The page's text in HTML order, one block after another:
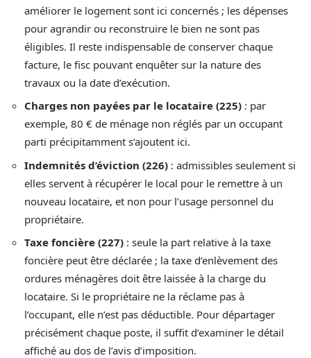
améliorer le logement sont ici concernés ; les dépenses
pour agrandir ou reconstruire le bien ne sont pas
éligibles. Il reste indispensable de conserver chaque
facture, le fisc pouvant enquêter sur la nature des
travaux ou la date d’exécution.
Charges non payées par le locataire (225) : par
exemple, 80 € de ménage non réglés par un occupant
parti précipitamment s’ajoutent ici.
Indemnités d’éviction (226) : admissibles seulement si
elles servent à récupérer le local pour le remettre à un
nouveau locataire, et non pour l’usage personnel du
propriétaire.
Taxe foncière (227) : seule la part relative à la taxe
foncière peut être déclarée ; la taxe d’enlèvement des
ordures ménagères doit être laissée à la charge du
locataire. Si le propriétaire ne la réclame pas à
l’occupant, elle n’est pas déductible. Pour départager
précisément chaque poste, il suffit d’examiner le détail
affiché au dos de l’avis d’imposition.